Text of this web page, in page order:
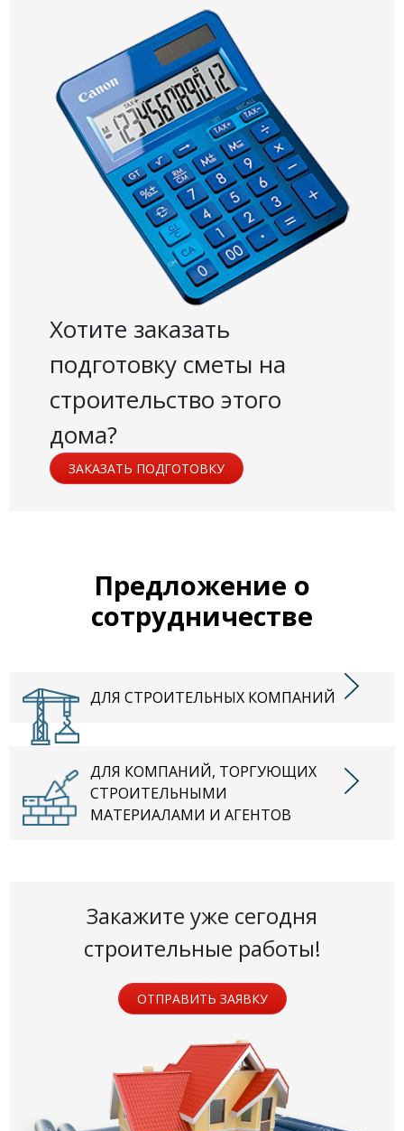
Хотите заказать
подготовку сметы на
строительство этого
дома?
ЗАКАЗАТЬ ПОДГОТОВКУ
Предложение о
сотрудничестве
ДЛЯ СТРОИТЕЛЬНЫХ КОМПАНИЙ
ДЛЯ КОМПАНИЙ, ТОРГУЮЩИХ
СТРОИТЕЛЬНЫМИ
МАТЕРИАЛАМИ И АГЕНТОВ
Закажите уже сегодня
строительные работы!
ОТПРАВИТЬ ЗАЯВКУ